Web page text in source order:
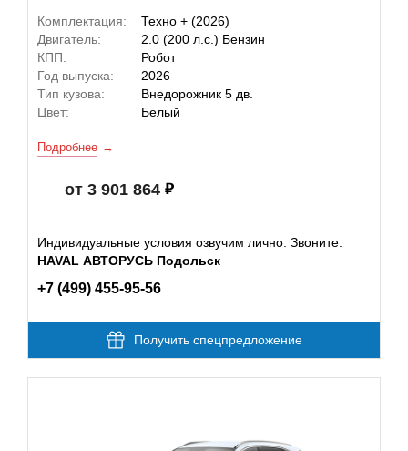
Комплектация:
Техно + (2026)
Двигатель:
2.0 (200 л.с.) Бензин
КПП:
Робот
Год выпуска:
2026
Тип кузова:
Внедорожник 5 дв.
Цвет:
Белый
Подробнее
от 3 901 864
Индивидуальные условия озвучим лично. Звоните:
HAVAL АВТОРУСЬ Подольск
+7 (499) 455-95-56
Получить спецпредложение